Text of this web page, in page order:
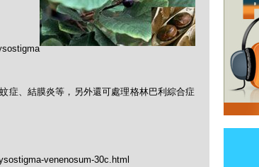
症、結膜炎等，另外還可處理格林巴利綜合症
venenosum-30c.html